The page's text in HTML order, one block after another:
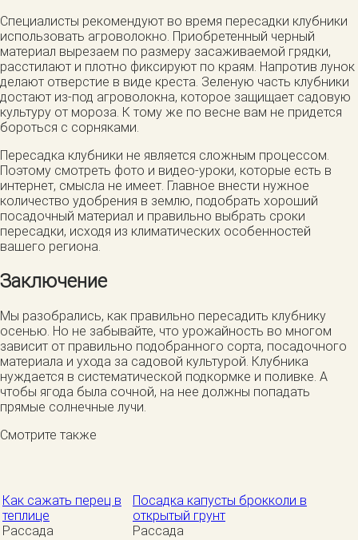
Специалисты рекомендуют во время пересадки клубники
использовать агроволокно. Приобретенный черный
материал вырезаем по размеру засаживаемой грядки,
расстилают и плотно фиксируют по краям. Напротив лунок
делают отверстие в виде креста. Зеленую часть клубники
достают из-под агроволокна, которое защищает садовую
культуру от мороза. К тому же по весне вам не придется
бороться с сорняками.
Пересадка клубники не является сложным процессом.
Поэтому смотреть фото и видео-уроки, которые есть в
интернет, смысла не имеет. Главное внести нужное
количество удобрения в землю, подобрать хороший
посадочный материал и правильно выбрать сроки
пересадки, исходя из климатических особенностей
вашего региона.
Заключение
Мы разобрались, как правильно пересадить клубнику
осенью. Но не забывайте, что урожайность во многом
зависит от правильно подобранного сорта, посадочного
материала и ухода за садовой культурой. Клубника
нуждается в систематической подкормке и поливке. А
чтобы ягода была сочной, на нее должны попадать
прямые солнечные лучи.
Смотрите также
Как сажать перец в
теплице
Рассада
Посадка капусты брокколи в
открытый грунт
Рассада